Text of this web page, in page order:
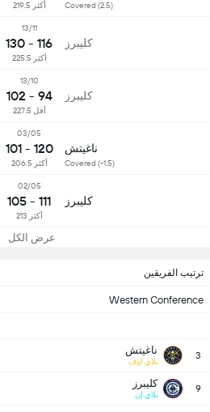
ترتيب الفريقين
Western Conference
3 ناغيتش
بلاي اوف
9 كليبرز
بلاي إن
Covered (2.5) أكثر 219.5
كليبرز
13/11
116 - 130
أكثر 225.5
كليبرز
13/10
94 - 102
أقل 227.5
ناغيتش
Covered (-1.5)
03/05
120 - 101
أكثر 206.5
كليبرز
02/05
111 - 105
أكثر 213
عرض الكل